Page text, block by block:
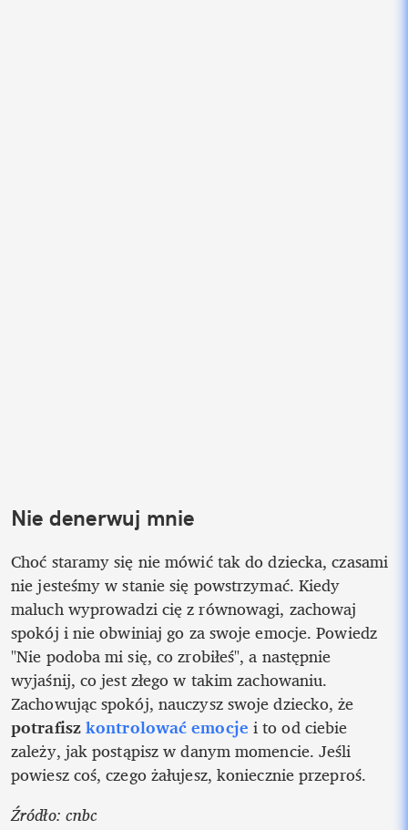
Nie denerwuj mnie
Choć staramy się nie mówić tak do dziecka, czasami
nie jesteśmy w stanie się powstrzymać. Kiedy
maluch wyprowadzi cię z równowagi, zachowaj
spokój i nie obwiniaj go za swoje emocje. Powiedz
"Nie podoba mi się, co zrobiłeś", a następnie
wyjaśnij, co jest złego w takim zachowaniu.
potrafisz kontrolować emocje i to od ciebie
zależy, jak postąpisz w danym momencie. Jeśli
powiesz coś, czego żałujesz, koniecznie przeproś.
Źródło: cnbc